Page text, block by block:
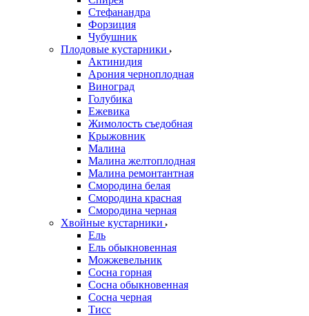
Стефанандра
Форзиция
Чубушник
Плодовые кустарники
Актинидия
Арония черноплодная
Виноград
Голубика
Ежевика
Жимолость съедобная
Крыжовник
Малина
Малина желтоплодная
Малина ремонтантная
Смородина белая
Смородина красная
Смородина черная
Хвойные кустарники
Ель
Ель обыкновенная
Можжевельник
Сосна горная
Сосна обыкновенная
Сосна черная
Тисс